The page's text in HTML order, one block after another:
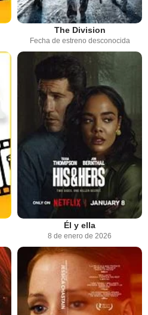
The Division
Fecha de estreno desconocida
Él y ella
8 de enero de 2026